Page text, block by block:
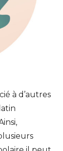
à d’autres